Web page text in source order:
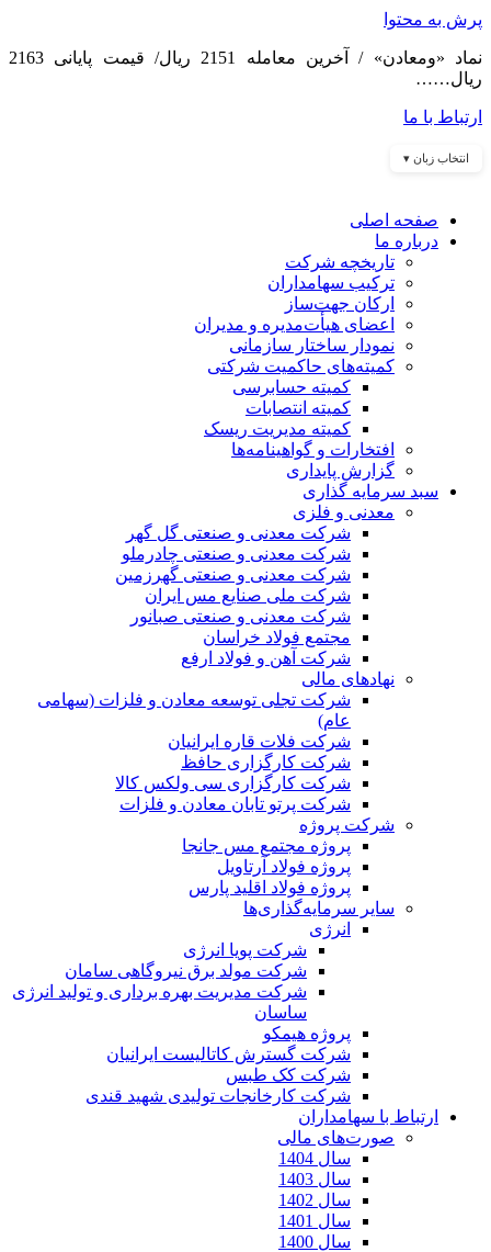
پرش به محتوا
نماد «ومعادن» / آخرین معامله 2151 ریال/ قیمت پایانی 2163
ریال……
ارتباط با ما
انتخاب زبان ▾
صفحه اصلی
درباره ما
تاریخچه شرکت
ترکیب سهامداران
ارکان جهت‌ساز
اعضای هیأت‌مدیره و مدیران
نمودار ساختار سازمانی
کمیته‌های حاکمیت شرکتی
کمیته حسابرسی
کمیته انتصابات
کمیته مدیریت ریسک
افتخارات و گواهینامه‌ها
گزارش پایداری
سبد سرمایه گذاری
معدنی و فلزی
شرکت معدنی و صنعتی گل گهر
شرکت معدنی و صنعتی چادرملو
شرکت معدنی و صنعتی گهرزمین
شرکت ملی صنایع مس ایران
شرکت معدنی و صنعتی صبانور
مجتمع فولاد خراسان
شرکت آهن و فولاد ارفع
نهادهای مالی
شرکت تجلی توسعه معادن و فلزات (سهامی
عام)
شرکت فلات قاره ایرانیان
شرکت کارگزاری حافظ
شرکت کارگزاری سی ولکس کالا
شرکت پرتو تابان معادن و فلزات
شرکت پروژه
پروژه مجتمع مس جانجا
پروژه فولاد آرتاویل
پروژه فولاد اقلید پارس
سایر سرمایه‌گذاری‌ها
انرژی
شرکت پویا انرژی
شرکت مولد برق نیروگاهی سامان
شرکت مدیریت بهره برداری و تولید انرژی
ساسان
پروژه هیمکو
شرکت گسترش کاتالیست ایرانیان
شرکت کک طبس
شرکت کارخانجات تولیدی شهید قندی
ارتباط با سهامداران
صورت‌های مالی
سال 1404
سال 1403
سال 1402
سال 1401
سال 1400